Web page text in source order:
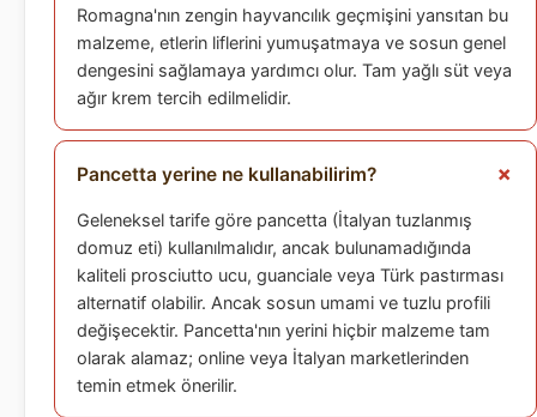
Romagna'nın zengin hayvancılık geçmişini yansıtan bu
malzeme, etlerin liflerini yumuşatmaya ve sosun genel
dengesini sağlamaya yardımcı olur. Tam yağlı süt veya
ağır krem tercih edilmelidir.
Pancetta yerine ne kullanabilirim?
Geleneksel tarife göre pancetta (İtalyan tuzlanmış
domuz eti) kullanılmalıdır, ancak bulunamadığında
kaliteli prosciutto ucu, guanciale veya Türk pastırması
alternatif olabilir. Ancak sosun umami ve tuzlu profili
değişecektir. Pancetta'nın yerini hiçbir malzeme tam
olarak alamaz; online veya İtalyan marketlerinden
temin etmek önerilir.